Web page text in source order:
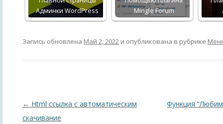
Админки WordPress
Mingle Forum
Запись обновлена Май 2, 2022 и опубликована в рубрике
Навигация
по
← Html ссылка с автоматическим
скачивание
Функция